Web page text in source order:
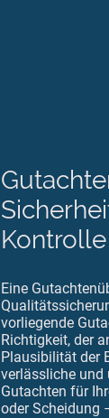
Kontrolle
Eine
vorliegende
Richtigkeit, der
Plausibilität der
verlässliche und
Gutachten für
oder Scheidung